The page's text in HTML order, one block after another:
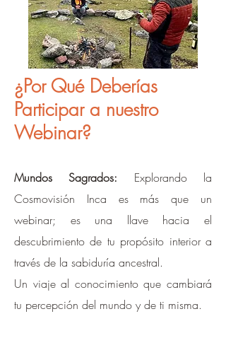
¿Por Qué Deberías
Participar a nuestro
Webinar?
Mundos Sagrados: Explorando la
Cosmovisión Inca es más que un
webinar; es una llave hacia el
descubrimiento de tu propósito interior a
través de la sabiduría ancestral.
Un viaje al conocimiento que cambiará
tu percepción del mundo y de ti misma.